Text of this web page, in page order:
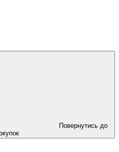
Повернутись до